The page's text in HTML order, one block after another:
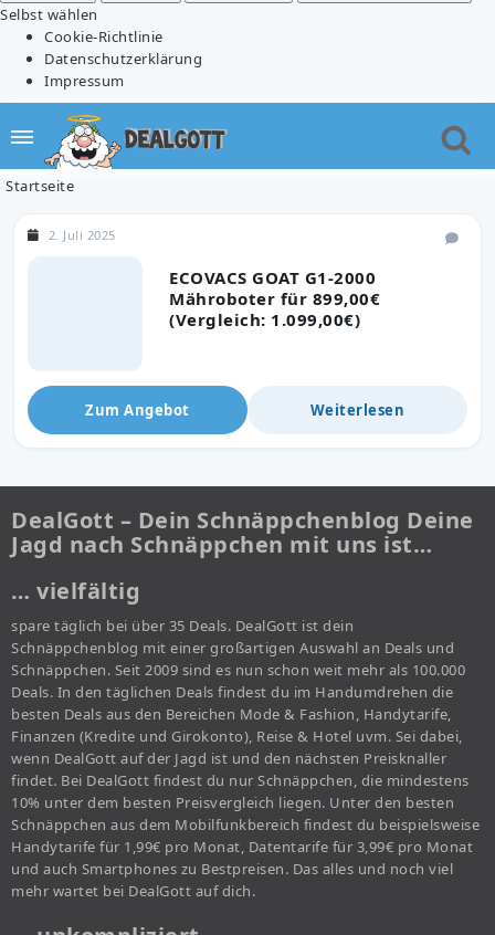
Selbst wählen
Cookie-Richtlinie
Datenschutzerklärung
Impressum
Startseite
ECOVACS GOAT G1-2000
Mähroboter für 899,00€
(Vergleich: 1.099,00€)
2. Juli 2025
Zum Angebot Weiterlesen
DealGott – Dein Schnäppchenblog Deine
Jagd nach Schnäppchen mit uns ist…
… vielfältig
spare täglich bei über 35 Deals. DealGott ist dein
Schnäppchenblog mit einer großartigen Auswahl an Deals und
Schnäppchen. Seit 2009 sind es nun schon weit mehr als 100.000
Deals. In den täglichen Deals findest du im Handumdrehen die
besten Deals aus den Bereichen Mode & Fashion, Handytarife,
Finanzen (Kredite und Girokonto), Reise & Hotel uvm. Sei dabei,
wenn DealGott auf der Jagd ist und den nächsten Preisknaller
findet. Bei DealGott findest du nur Schnäppchen, die mindestens
10% unter dem besten Preisvergleich liegen. Unter den besten
Schnäppchen aus dem Mobilfunkbereich findest du beispielsweise
Handytarife für 1,99€ pro Monat, Datentarife für 3,99€ pro Monat
und auch Smartphones zu Bestpreisen. Das alles und noch viel
mehr wartet bei DealGott auf dich.